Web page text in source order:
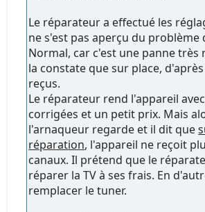
Le réparateur a effectué les
ne s'est pas aperçu du problème
Normal, car c'est une panne très
la constate que sur place,
reçus.
Le réparateur rend l'appareil
corrigées et un petit prix. Mais
l'arnaqueur regarde et il dit que
réparation, l'appareil ne reçoit
canaux. Il prétend que le
réparer la TV à ses frais. En
remplacer le tuner.